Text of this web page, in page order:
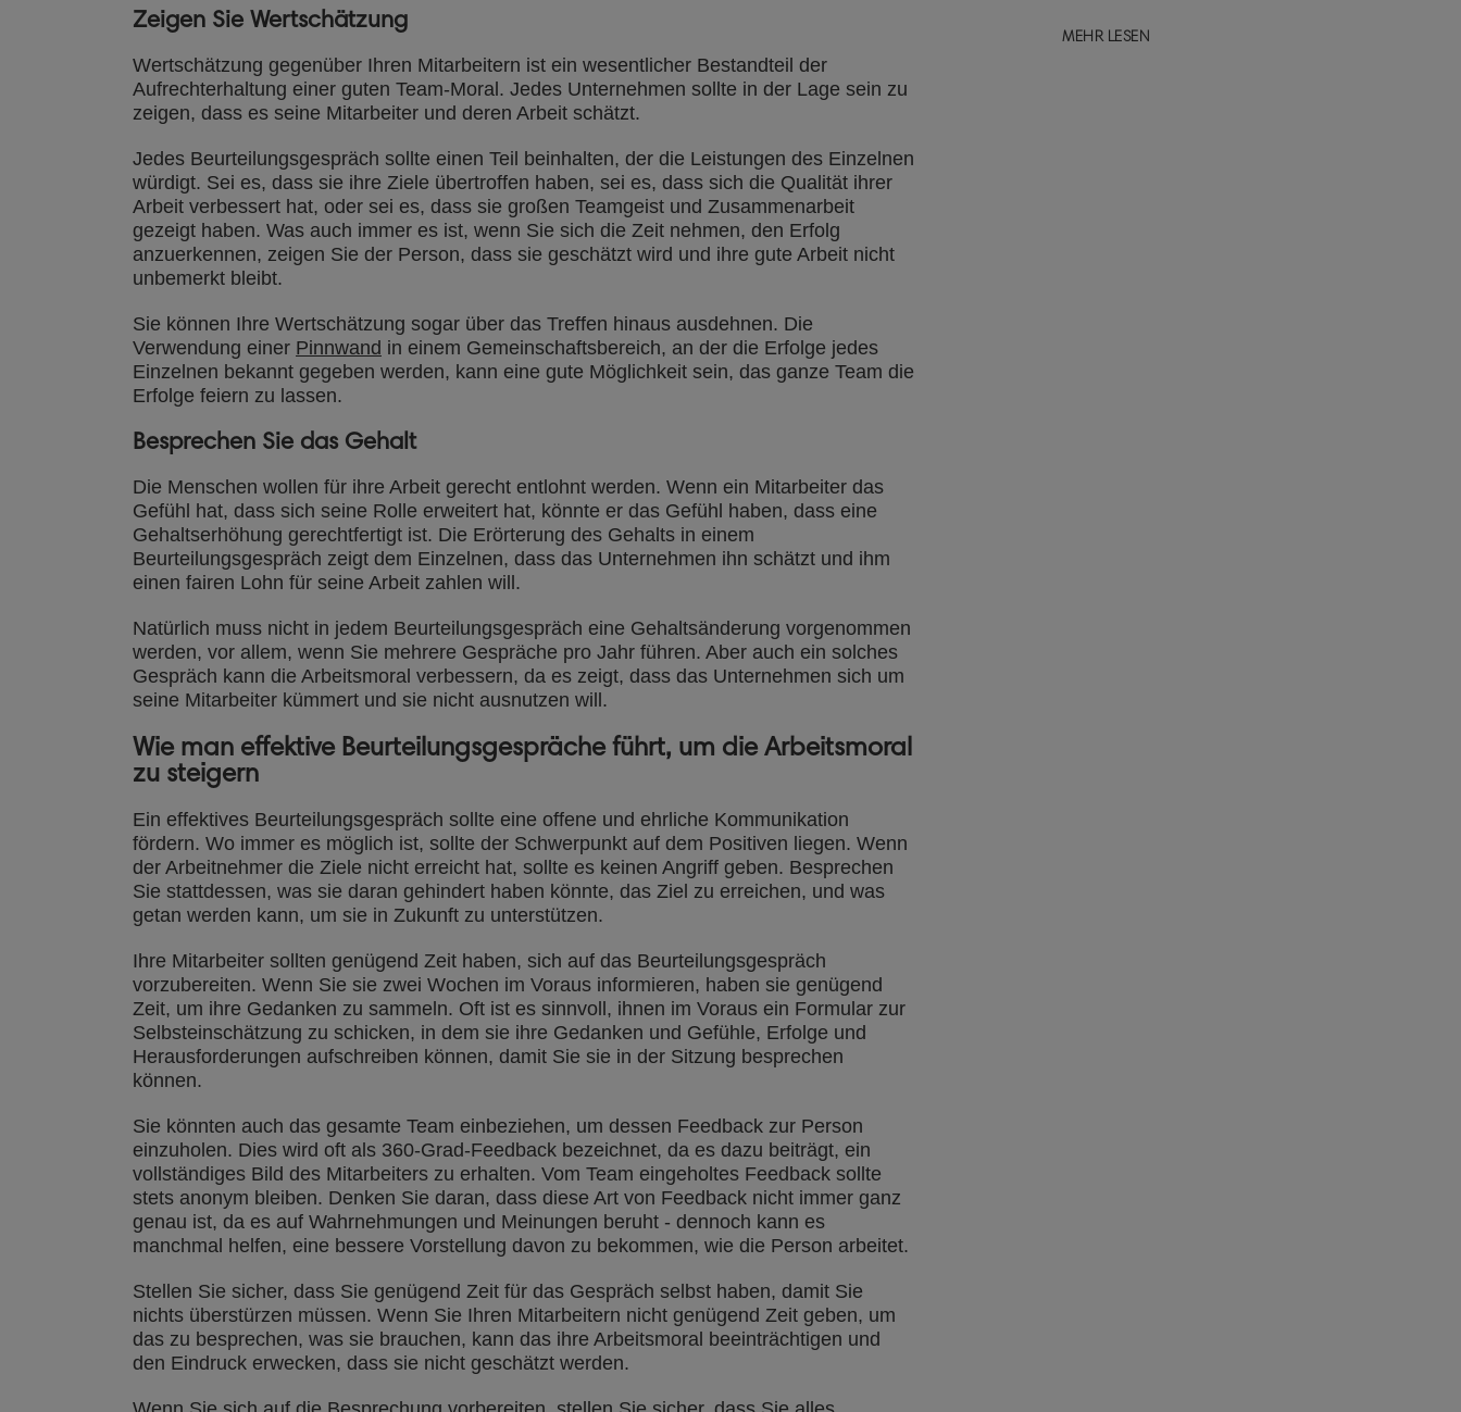
Zeigen Sie Wertschätzung
Wertschätzung gegenüber Ihren Mitarbeitern ist ein wesentlicher Bestandteil der
Aufrechterhaltung einer guten Team-Moral. Jedes Unternehmen sollte in der Lage sein zu
zeigen, dass es seine Mitarbeiter und deren Arbeit schätzt.
Jedes Beurteilungsgespräch sollte einen Teil beinhalten, der die Leistungen des Einzelnen
würdigt. Sei es, dass sie ihre Ziele übertroffen haben, sei es, dass sich die Qualität ihrer
Arbeit verbessert hat, oder sei es, dass sie großen Teamgeist und Zusammenarbeit
gezeigt haben. Was auch immer es ist, wenn Sie sich die Zeit nehmen, den Erfolg
anzuerkennen, zeigen Sie der Person, dass sie geschätzt wird und ihre gute Arbeit nicht
unbemerkt bleibt.
Sie können Ihre Wertschätzung sogar über das Treffen hinaus ausdehnen. Die
Verwendung einer Pinnwand in einem Gemeinschaftsbereich, an der die Erfolge jedes
Einzelnen bekannt gegeben werden, kann eine gute Möglichkeit sein, das ganze Team die
Erfolge feiern zu lassen.
Besprechen Sie das Gehalt
Die Menschen wollen für ihre Arbeit gerecht entlohnt werden. Wenn ein Mitarbeiter das
Gefühl hat, dass sich seine Rolle erweitert hat, könnte er das Gefühl haben, dass eine
Gehaltserhöhung gerechtfertigt ist. Die Erörterung des Gehalts in einem
Beurteilungsgespräch zeigt dem Einzelnen, dass das Unternehmen ihn schätzt und ihm
einen fairen Lohn für seine Arbeit zahlen will.
Natürlich muss nicht in jedem Beurteilungsgespräch eine Gehaltsänderung vorgenommen
werden, vor allem, wenn Sie mehrere Gespräche pro Jahr führen. Aber auch ein solches
Gespräch kann die Arbeitsmoral verbessern, da es zeigt, dass das Unternehmen sich um
seine Mitarbeiter kümmert und sie nicht ausnutzen will.
Wie man effektive Beurteilungsgespräche führt, um die Arbeitsmoral
zu steigern
Ein effektives Beurteilungsgespräch sollte eine offene und ehrliche Kommunikation
fördern. Wo immer es möglich ist, sollte der Schwerpunkt auf dem Positiven liegen. Wenn
der Arbeitnehmer die Ziele nicht erreicht hat, sollte es keinen Angriff geben. Besprechen
Sie stattdessen, was sie daran gehindert haben könnte, das Ziel zu erreichen, und was
getan werden kann, um sie in Zukunft zu unterstützen.
Ihre Mitarbeiter sollten genügend Zeit haben, sich auf das Beurteilungsgespräch
vorzubereiten. Wenn Sie sie zwei Wochen im Voraus informieren, haben sie genügend
Zeit, um ihre Gedanken zu sammeln. Oft ist es sinnvoll, ihnen im Voraus ein Formular zur
Selbsteinschätzung zu schicken, in dem sie ihre Gedanken und Gefühle, Erfolge und
Herausforderungen aufschreiben können, damit Sie sie in der Sitzung besprechen
können.
Sie könnten auch das gesamte Team einbeziehen, um dessen Feedback zur Person
einzuholen. Dies wird oft als 360-Grad-Feedback bezeichnet, da es dazu beiträgt, ein
vollständiges Bild des Mitarbeiters zu erhalten. Vom Team eingeholtes Feedback sollte
stets anonym bleiben. Denken Sie daran, dass diese Art von Feedback nicht immer ganz
genau ist, da es auf Wahrnehmungen und Meinungen beruht - dennoch kann es
manchmal helfen, eine bessere Vorstellung davon zu bekommen, wie die Person arbeitet.
Stellen Sie sicher, dass Sie genügend Zeit für das Gespräch selbst haben, damit Sie
nichts überstürzen müssen. Wenn Sie Ihren Mitarbeitern nicht genügend Zeit geben, um
das zu besprechen, was sie brauchen, kann das ihre Arbeitsmoral beeinträchtigen und
den Eindruck erwecken, dass sie nicht geschätzt werden.
MEHR LESEN